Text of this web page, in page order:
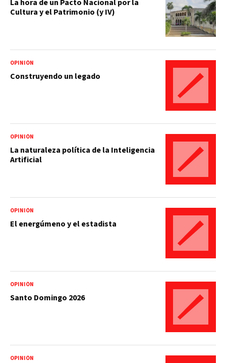
La hora de un Pacto Nacional por la
Cultura y el Patrimonio (y IV)
OPINIÓN
Construyendo un legado
OPINIÓN
La naturaleza política de la Inteligencia
Artificial
OPINIÓN
El energúmeno y el estadista
OPINIÓN
Santo Domingo 2026
OPINIÓN